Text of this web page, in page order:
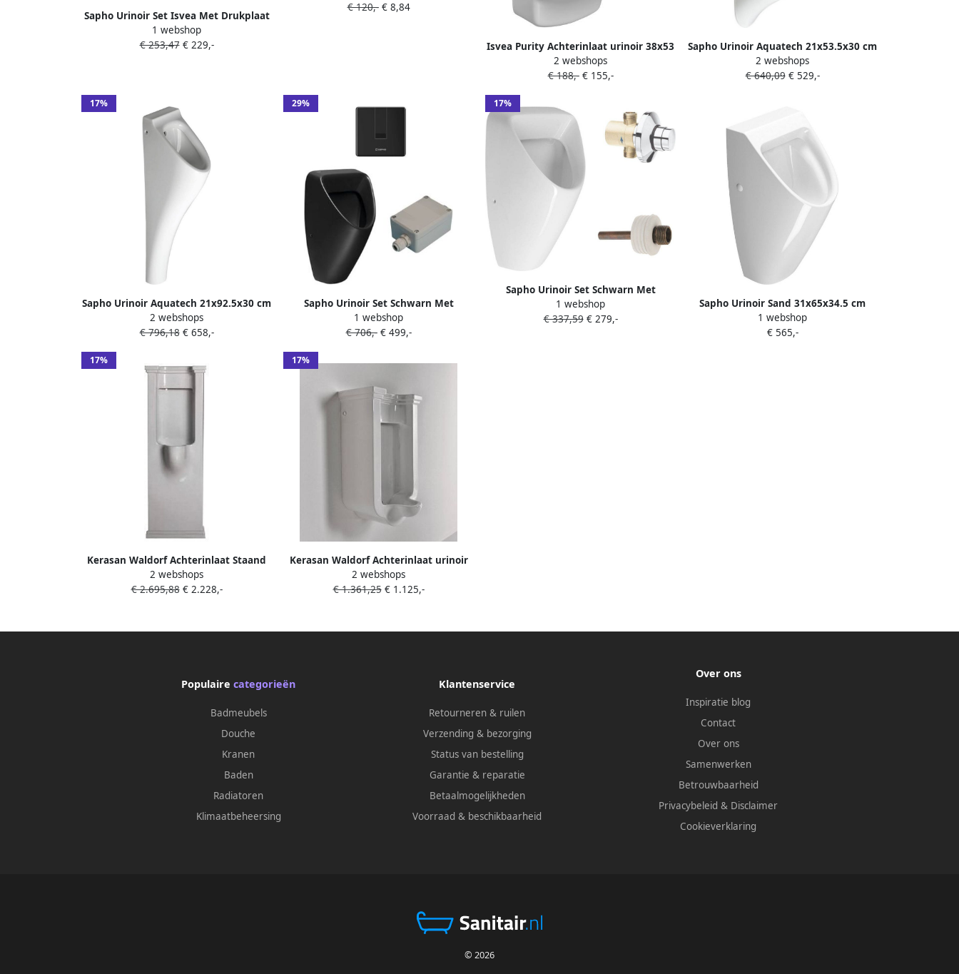
Sapho Urinoir Set Isvea Met Drukplaat
En Afvoer Wit
1 webshop
€ 253,47€ 229,-
€ 120,-€ 8,84
Isvea Purity Achterinlaat urinoir 38x53
5cm achterinlaat afvoer
2 webshops
€ 188,-€ 155,-
Sapho Urinoir Aquatech 21x53.5x30 cm
inc Trap en Bevestigingen Keramiek
Wit
2 webshops
€ 640,09€ 529,-
17%
Sapho Urinoir Aquatech 21x92.5x30 cm
inc Trap en Bevestigingen Keramiek
Wit
2 webshops
€ 796,18€ 658,-
29%
Sapho Urinoir Set Schwarn Met
Elektronische Drukplaat en Afvoer
Zwart
1 webshop
€ 706,-€ 499,-
17%
Sapho Urinoir Set Schwarn Met
Drukplaat en Afvoer Wit
1 webshop
€ 337,59€ 279,-
Sapho Urinoir Sand 31x65x34.5 cm
ExtraGlaze Keramiek Wit
1 webshop
€ 565,-
17%
Kerasan Waldorf Achterinlaat Staand
urinoir 44x124 5 cm inclusief sifon en
bevestigingsset wit
2 webshops
€ 2.695,88€ 2.228,-
17%
Kerasan Waldorf Achterinlaat urinoir
44x72cm incl sifon en
bevestigingsmateriaal wit
2 webshops
€ 1.361,25€ 1.125,-
Populaire categorieën
Badmeubels
Douche
Kranen
Baden
Radiatoren
Klimaatbeheersing
Klantenservice
Retourneren & ruilen
Verzending & bezorging
Status van bestelling
Garantie & reparatie
Betaalmogelijkheden
Voorraad & beschikbaarheid
Over ons
Inspiratie blog
Contact
Over ons
Samenwerken
Betrouwbaarheid
Privacybeleid & Disclaimer
Cookieverklaring
© 2026